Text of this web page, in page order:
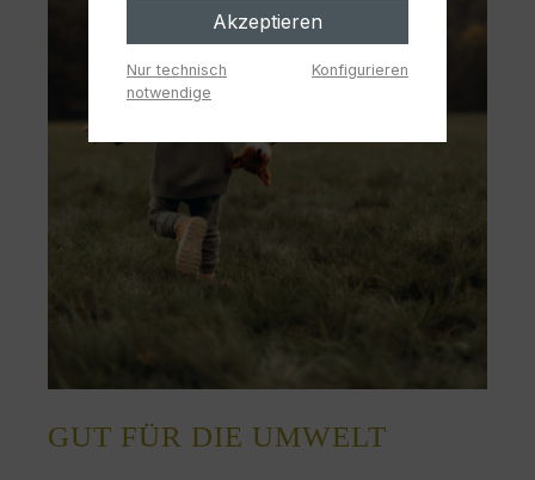
GUT FÜR DIE UMWELT
Akzeptieren
Nur technisch
notwendige
Konfigurieren